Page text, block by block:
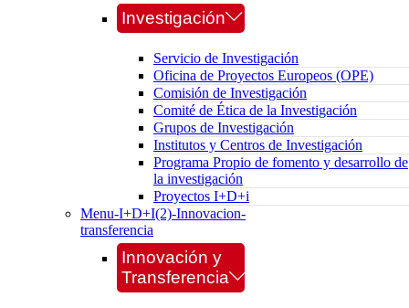
Investigación
Servicio de Investigación
Oficina de Proyectos Europeos (OPE)
Comisión de Investigación
Comité de Ética de la Investigación
Grupos de Investigación
Institutos y Centros de Investigación
Programa Propio de fomento y desarrollo de
la investigación
Proyectos I+D+i
Menu-I+D+I(2)-Innovacion-
transferencia
Innovación y
Transferencia